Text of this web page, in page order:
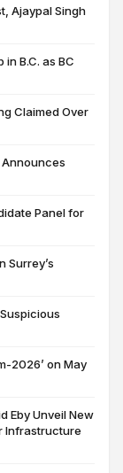
Ajaypal Singh
B.C. as BC
Claimed Over
Announces
Panel for
Surrey’s
2026’ on May
Eby Unveil New
Infrastructure